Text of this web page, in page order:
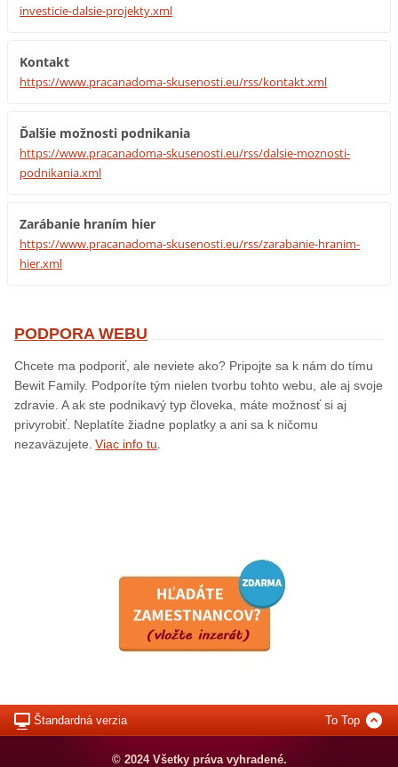
investicie-dalsie-projekty.xml
Kontakt
https://www.pracanadoma-skusenosti.eu/rss/kontakt.xml
Ďalšie možnosti podnikania
https://www.pracanadoma-skusenosti.eu/rss/dalsie-moznosti-
podnikania.xml
Zarábanie hraním hier
https://www.pracanadoma-skusenosti.eu/rss/zarabanie-hranim-
hier.xml
PODPORA WEBU
Chcete ma podporiť, ale neviete ako? Pripojte sa k nám do tímu
Bewit Family. Podporíte tým nielen tvorbu tohto webu, ale aj svoje
zdravie. A ak ste podnikavý typ človeka, máte možnosť si aj
privyrobiť. Neplatíte žiadne poplatky a ani sa k ničomu
nezaväzujete. Viac info tu.
Štandardná verzia To Top
© 2024 Všetky práva vyhradené.